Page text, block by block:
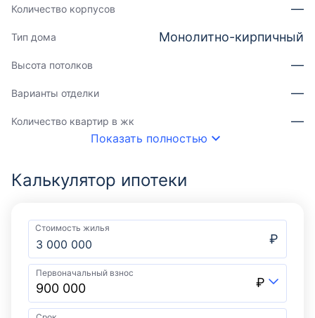
Количество корпусов —
Тип дома Монолитно-кирпичный
Высота потолков —
Варианты отделки —
Количество квартир в жк —
Показать полностью
Калькулятор ипотеки
Стоимость жилья
₽
Первоначальный взнос
₽